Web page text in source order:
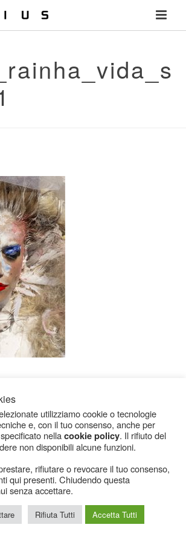
Cookies
utilizziamo cookie o tecnologie
e, con il tuo consenso, anche per
nellacookie policy. Il rifiuto del
non disponibili alcune funzioni.
rifiutare o revocare il tuo consenso,
qui presenti. Chiudendo questa
senza accettare.
Rifiuta Tutti Accetta Tutti